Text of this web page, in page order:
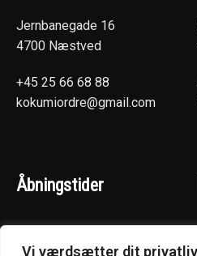
Vi værdsætter dit privatliv
Jernbanegade 16
4700 Næstved
+45 25 66 68 88
kokumiordre@gmail.com
Åbningstider
Mandag - Torsdag :